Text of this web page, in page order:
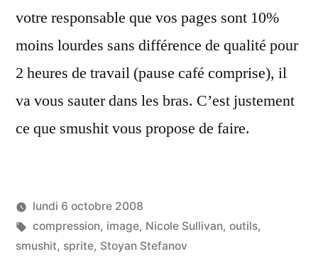
votre responsable que vos pages sont 10%
moins lourdes sans différence de qualité pour
2 heures de travail (pause café comprise), il
va vous sauter dans les bras. C’est justement
ce que smushit vous propose de faire.
lundi 6 octobre 2008
Étiquettes :
compression, image, Nicole Sullivan, outils,
smushit, sprite, Stoyan Stefanov